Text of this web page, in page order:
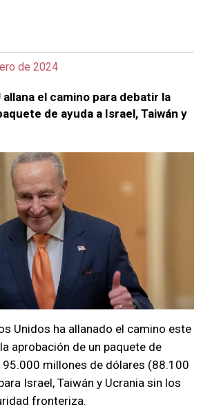
de 2024
allana el camino para debatir la
de ayuda a Israel, Taiwán y
Unidos ha allanado el camino este
aprobación de un paquete de
millones de dólares (88.100
Israel, Taiwán y Ucrania sin los
fronteriza.